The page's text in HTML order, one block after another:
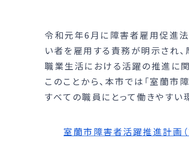
令和元年6月に障害者雇用促進
い者を雇用する責務が明示され
職業生活における活躍の推進に
このことから、本市では「室蘭市
すべての職員にとって働きやすい
室蘭市障害者活躍推進計画